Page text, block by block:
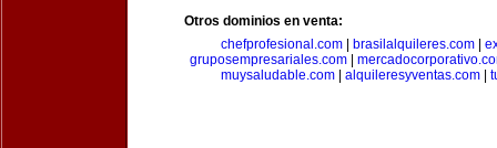
Otros dominios en venta:
chefprofesional.com
brasilalquileres.com
gruposempresariales.com
muysaludable.com
alquileresyventas.com